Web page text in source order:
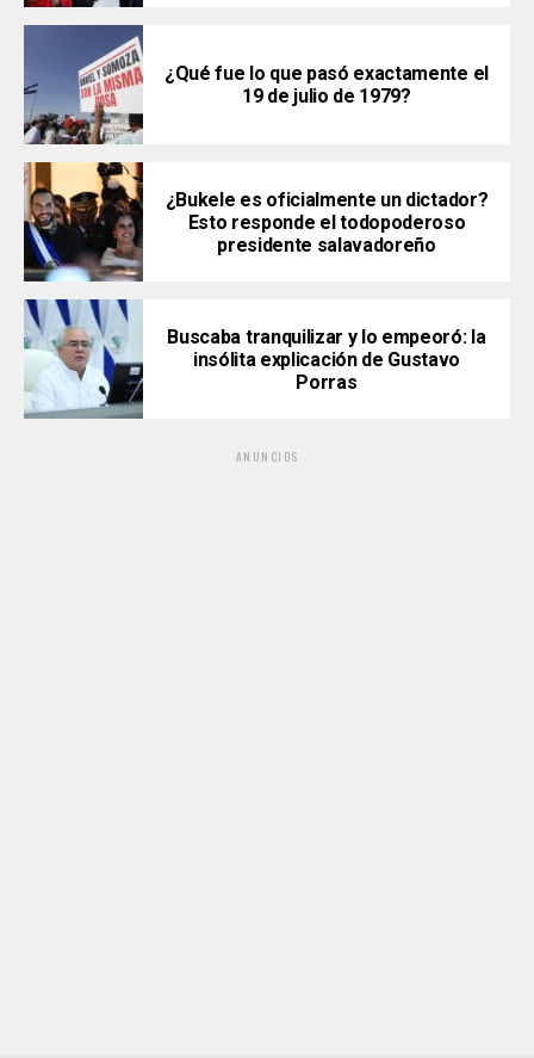
¿Qué fue lo que pasó exactamente el
19 de julio de 1979?
¿Bukele es oficialmente un dictador?
Esto responde el todopoderoso
presidente salavadoreño
Buscaba tranquilizar y lo empeoró: la
insólita explicación de Gustavo
Porras
ANUNCIOS